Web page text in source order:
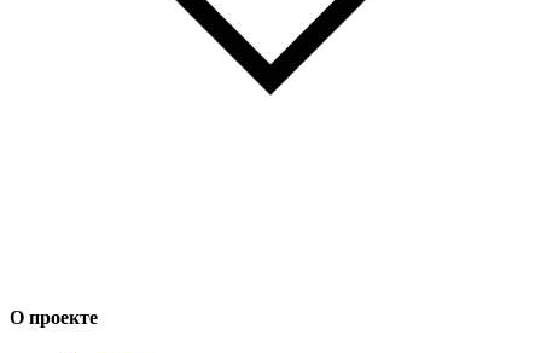
О проекте